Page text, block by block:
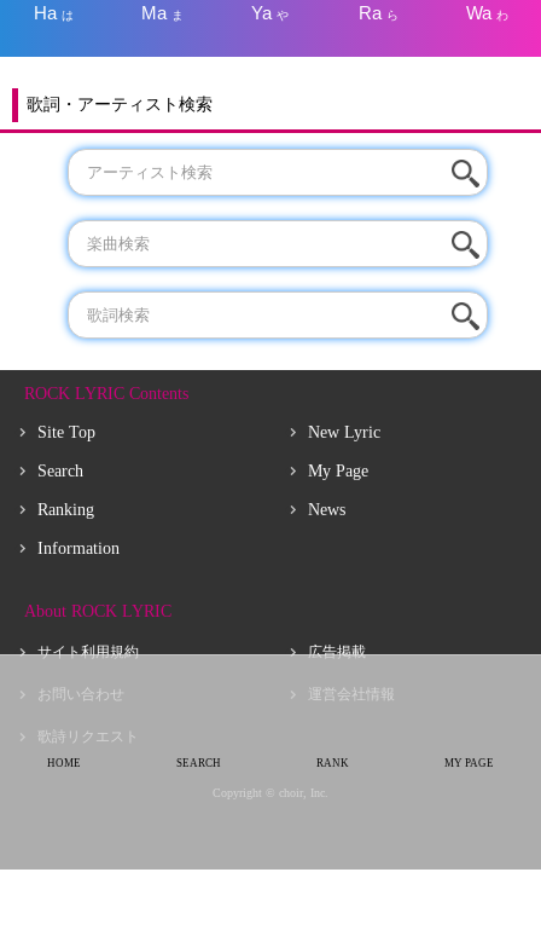
Haは Ma ま Yaや Ra ら Wa わ
歌詞・アーティスト検索
ROCK LYRIC Contents
Site Top
Search
Ranking
Information
New Lyric
My Page
News
About ROCK LYRIC
サイト利用規約
お問い合わせ
歌詩リクエスト
広告掲載
運営会社情報
Copyright © choir, Inc.
HOME SEARCH RANK MY PAGE